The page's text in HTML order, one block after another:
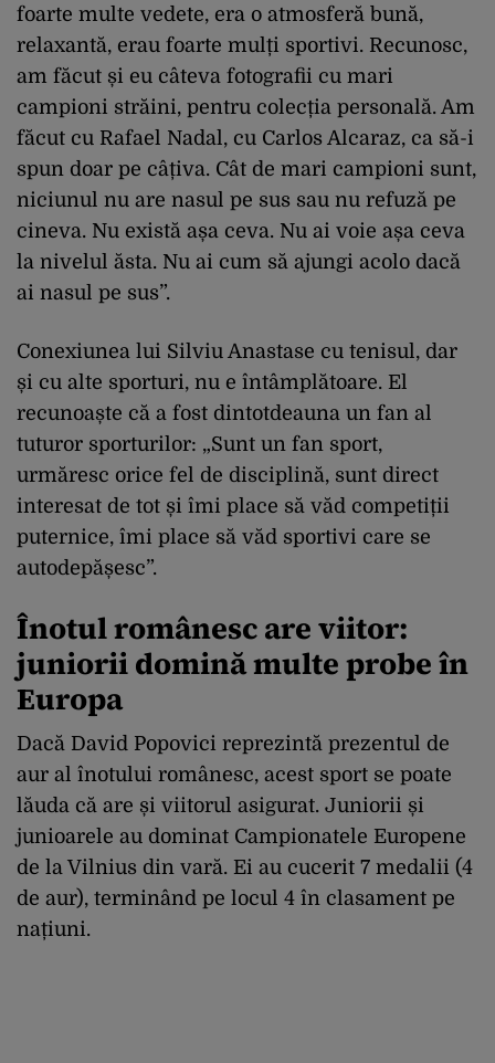
foarte multe vedete, era o atmosferă bună,
relaxantă, erau foarte mulți sportivi. Recunosc,
am făcut și eu câteva fotografii cu mari
campioni străini, pentru colecția personală. Am
făcut cu Rafael Nadal, cu Carlos Alcaraz, ca să-i
spun doar pe câțiva. Cât de mari campioni sunt,
niciunul nu are nasul pe sus sau nu refuză pe
cineva. Nu există așa ceva. Nu ai voie așa ceva
la nivelul ăsta. Nu ai cum să ajungi acolo dacă
ai nasul pe sus”.
Conexiunea lui Silviu Anastase cu tenisul, dar
și cu alte sporturi, nu e întâmplătoare. El
recunoaște că a fost dintotdeauna un fan al
tuturor sporturilor: „Sunt un fan sport,
urmăresc orice fel de disciplină, sunt direct
interesat de tot și îmi place să văd competiții
puternice, îmi place să văd sportivi care se
autodepășesc”.
Înotul românesc are viitor:
juniorii domină multe probe în
Europa
Dacă David Popovici reprezintă prezentul de
aur al înotului românesc, acest sport se poate
lăuda că are și viitorul asigurat. Juniorii și
junioarele au dominat Campionatele Europene
de la Vilnius din vară. Ei au cucerit 7 medalii (4
de aur), terminând pe locul 4 în clasament pe
națiuni.